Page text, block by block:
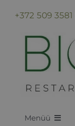
content
+372 509 3581
Menüü